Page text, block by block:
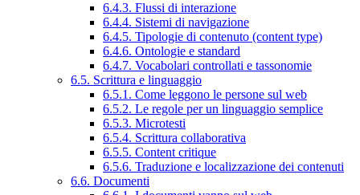
6.4.3. Flussi di interazione
6.4.4. Sistemi di navigazione
6.4.5. Tipologie di contenuto (content type)
6.4.6. Ontologie e standard
6.4.7. Vocabolari controllati e tassonomie
6.5. Scrittura e linguaggio
6.5.1. Come leggono le persone sul web
6.5.2. Le regole per un linguaggio semplice
6.5.3. Microtesti
6.5.4. Scrittura collaborativa
6.5.5. Content critique
6.5.6. Traduzione e localizzazione dei contenuti
6.6. Documenti